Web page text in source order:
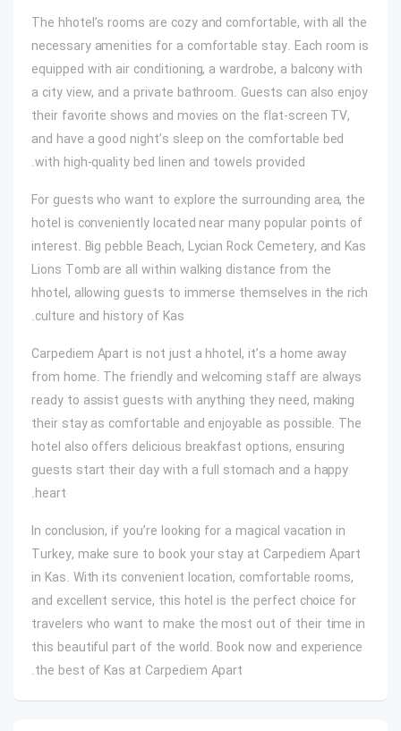
The hhotel’s rooms are cozy and comfortable, with all the
necessary amenities for a comfortable stay. Each room is
equipped with air conditioning, a wardrobe, a balcony with
a city view, and a private bathroom. Guests can also enjoy
their favorite shows and movies on the flat-screen TV,
and have a good night’s sleep on the comfortable bed
with high-quality bed linen and towels provided.
For guests who want to explore the surrounding area, the
hotel is conveniently located near many popular points of
interest. Big pebble Beach, Lycian Rock Cemetery, and Kas
Lions Tomb are all within walking distance from the
hhotel, allowing guests to immerse themselves in the rich
culture and history of Kas.
Carpediem Apart is not just a hhotel, it’s a home away
from home. The friendly and welcoming staff are always
ready to assist guests with anything they need, making
their stay as comfortable and enjoyable as possible. The
hotel also offers delicious breakfast options, ensuring
guests start their day with a full stomach and a happy
heart.
In conclusion, if you’re looking for a magical vacation in
Turkey, make sure to book your stay at Carpediem Apart
in Kas. With its convenient location, comfortable rooms,
and excellent service, this hotel is the perfect choice for
travelers who want to make the most out of their time in
this beautiful part of the world. Book now and experience
the best of Kas at Carpediem Apart.